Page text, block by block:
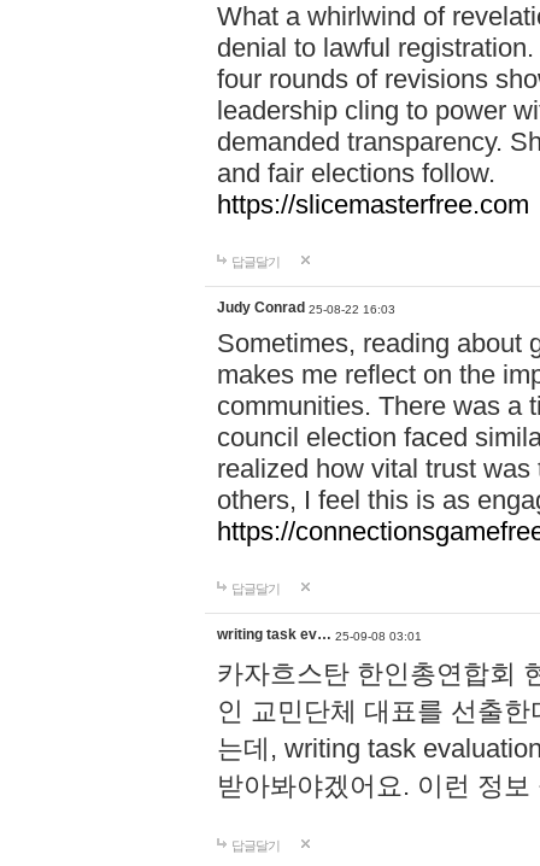
What a whirlwind of
denial to lawful
four rounds of revisions
leadership cling to power
demanded transparency.
and fair elections follow.
https://slicemasterfree.com
답글달기
Judy Conrad 25-08-22 16:03
Sometimes, reading about
makes me reflect on the
communities. There was a
council election faced
realized how vital trust
others, I feel this is as
https://
답글달기
writing task ev… 25-09-08 03:01
카자흐스탄 한인총연합회
인 교민단체 대표를 선출
는데, writing task
받아봐야겠어요. 이런 정
답글달기